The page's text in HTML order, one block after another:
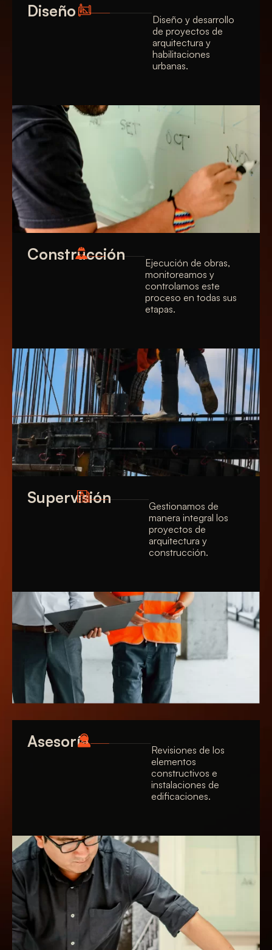
Diseño
Diseño y desarrollo
de proyectos de
arquitectura y
habilitaciones
urbanas.
Construcción
Ejecución de obras,
monitoreamos y
controlamos este
proceso en todas sus
etapas.
Supervisión
Gestionamos de
manera integral los
proyectos de
arquitectura y
construcción.
Asesoría
Revisiones de los
elementos
constructivos e
instalaciones de
edificaciones.